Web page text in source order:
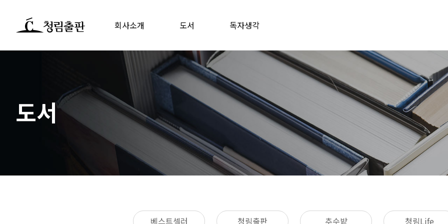
회사소개 도서 독자생각
도서
베스트셀러 청림출판 추수밭 청림Life